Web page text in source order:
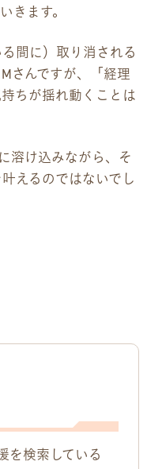
きます。
間に）取り消される
さんですが、「経理
ちが揺れ動くことは
溶け込みながら、そ
えるのではないでし
を検索している